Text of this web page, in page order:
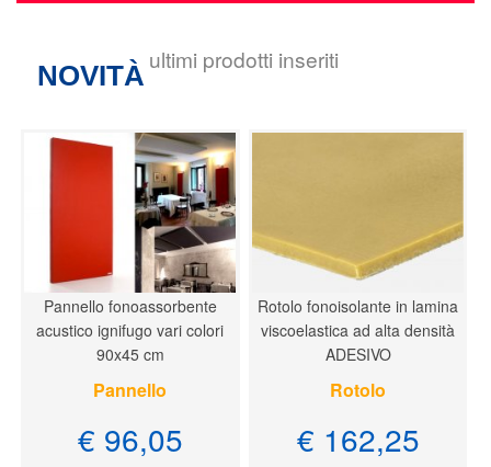
NOVITÀ
ultimi prodotti inseriti
Pannello fonoassorbente
acustico ignifugo vari colori
90x45 cm
Pannello
€ 96,05
Rotolo fonoisolante in lamina
viscoelastica ad alta densità
ADESIVO
Rotolo
€ 162,25